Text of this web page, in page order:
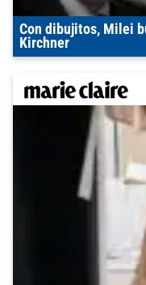
Con dibujitos, Milei
Kirchner